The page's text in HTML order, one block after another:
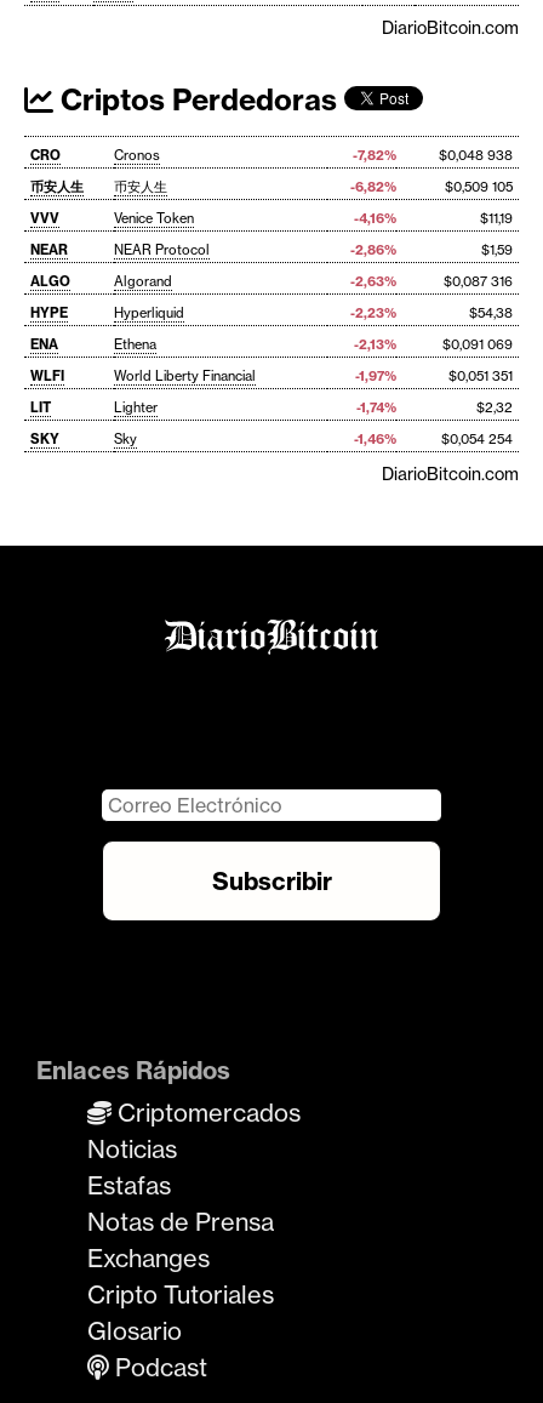
DiarioBitcoin.com
Criptos Perdedoras
CRO Cronos -7,82%
$0,048 938
币安人生
币安人生 -6,82%
$0,509 105
VVV
Venice Token -4,16%
$11,19
NEAR
NEAR Protocol -2,86%
$1,59
ALGO
Algorand -2,63%
$0,087 316
HYPE
Hyperliquid -2,23%
$54,38
ENA
Ethena -2,13%
$0,091 069
WLFI
World Liberty Financial -1,97%
$0,051 351
LIT
Lighter -1,74%
$2,32
SKY
Sky -1,46% $0,054 254
DiarioBitcoin.com
Enlaces Rápidos
Criptomercados
Noticias
Estafas
Notas de Prensa
Exchanges
Cripto Tutoriales
Glosario
Podcast